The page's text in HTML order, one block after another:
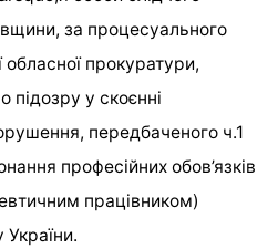
за процесуального
обласної прокуратури,
підозру у скоєнні
передбаченого ч.1
професійних обов’язків
працівником)
України.